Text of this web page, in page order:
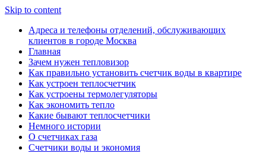
Skip to content
Адреса и телефоны отделений, обслуживающих
клиентов в городе Москва
Главная
Зачем нужен тепловизор
Как правильно установить счетчик воды в квартире
Как устроен теплосчетчик
Как устроены термолегуляторы
Как экономить тепло
Какие бывают теплосчетчики
Немного истории
О счетчиках газа
Счетчики воды и экономия